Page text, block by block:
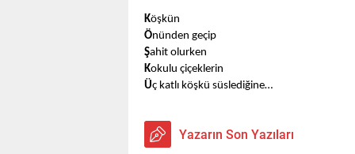
Köşkün
Önünden geçip
Şahit olurken
Kokulu çiçeklerin
Üç katlı köşkü süslediğine…
Yazarın Son Yazıları